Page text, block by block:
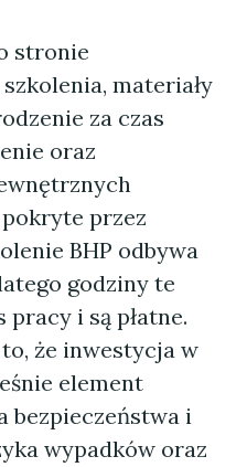
stronie
materiały
za czas
oraz
przez
BHP odbywa
godziny te
i są płatne.
że inwestycja w
element
bezpieczeństwa i
wypadków oraz